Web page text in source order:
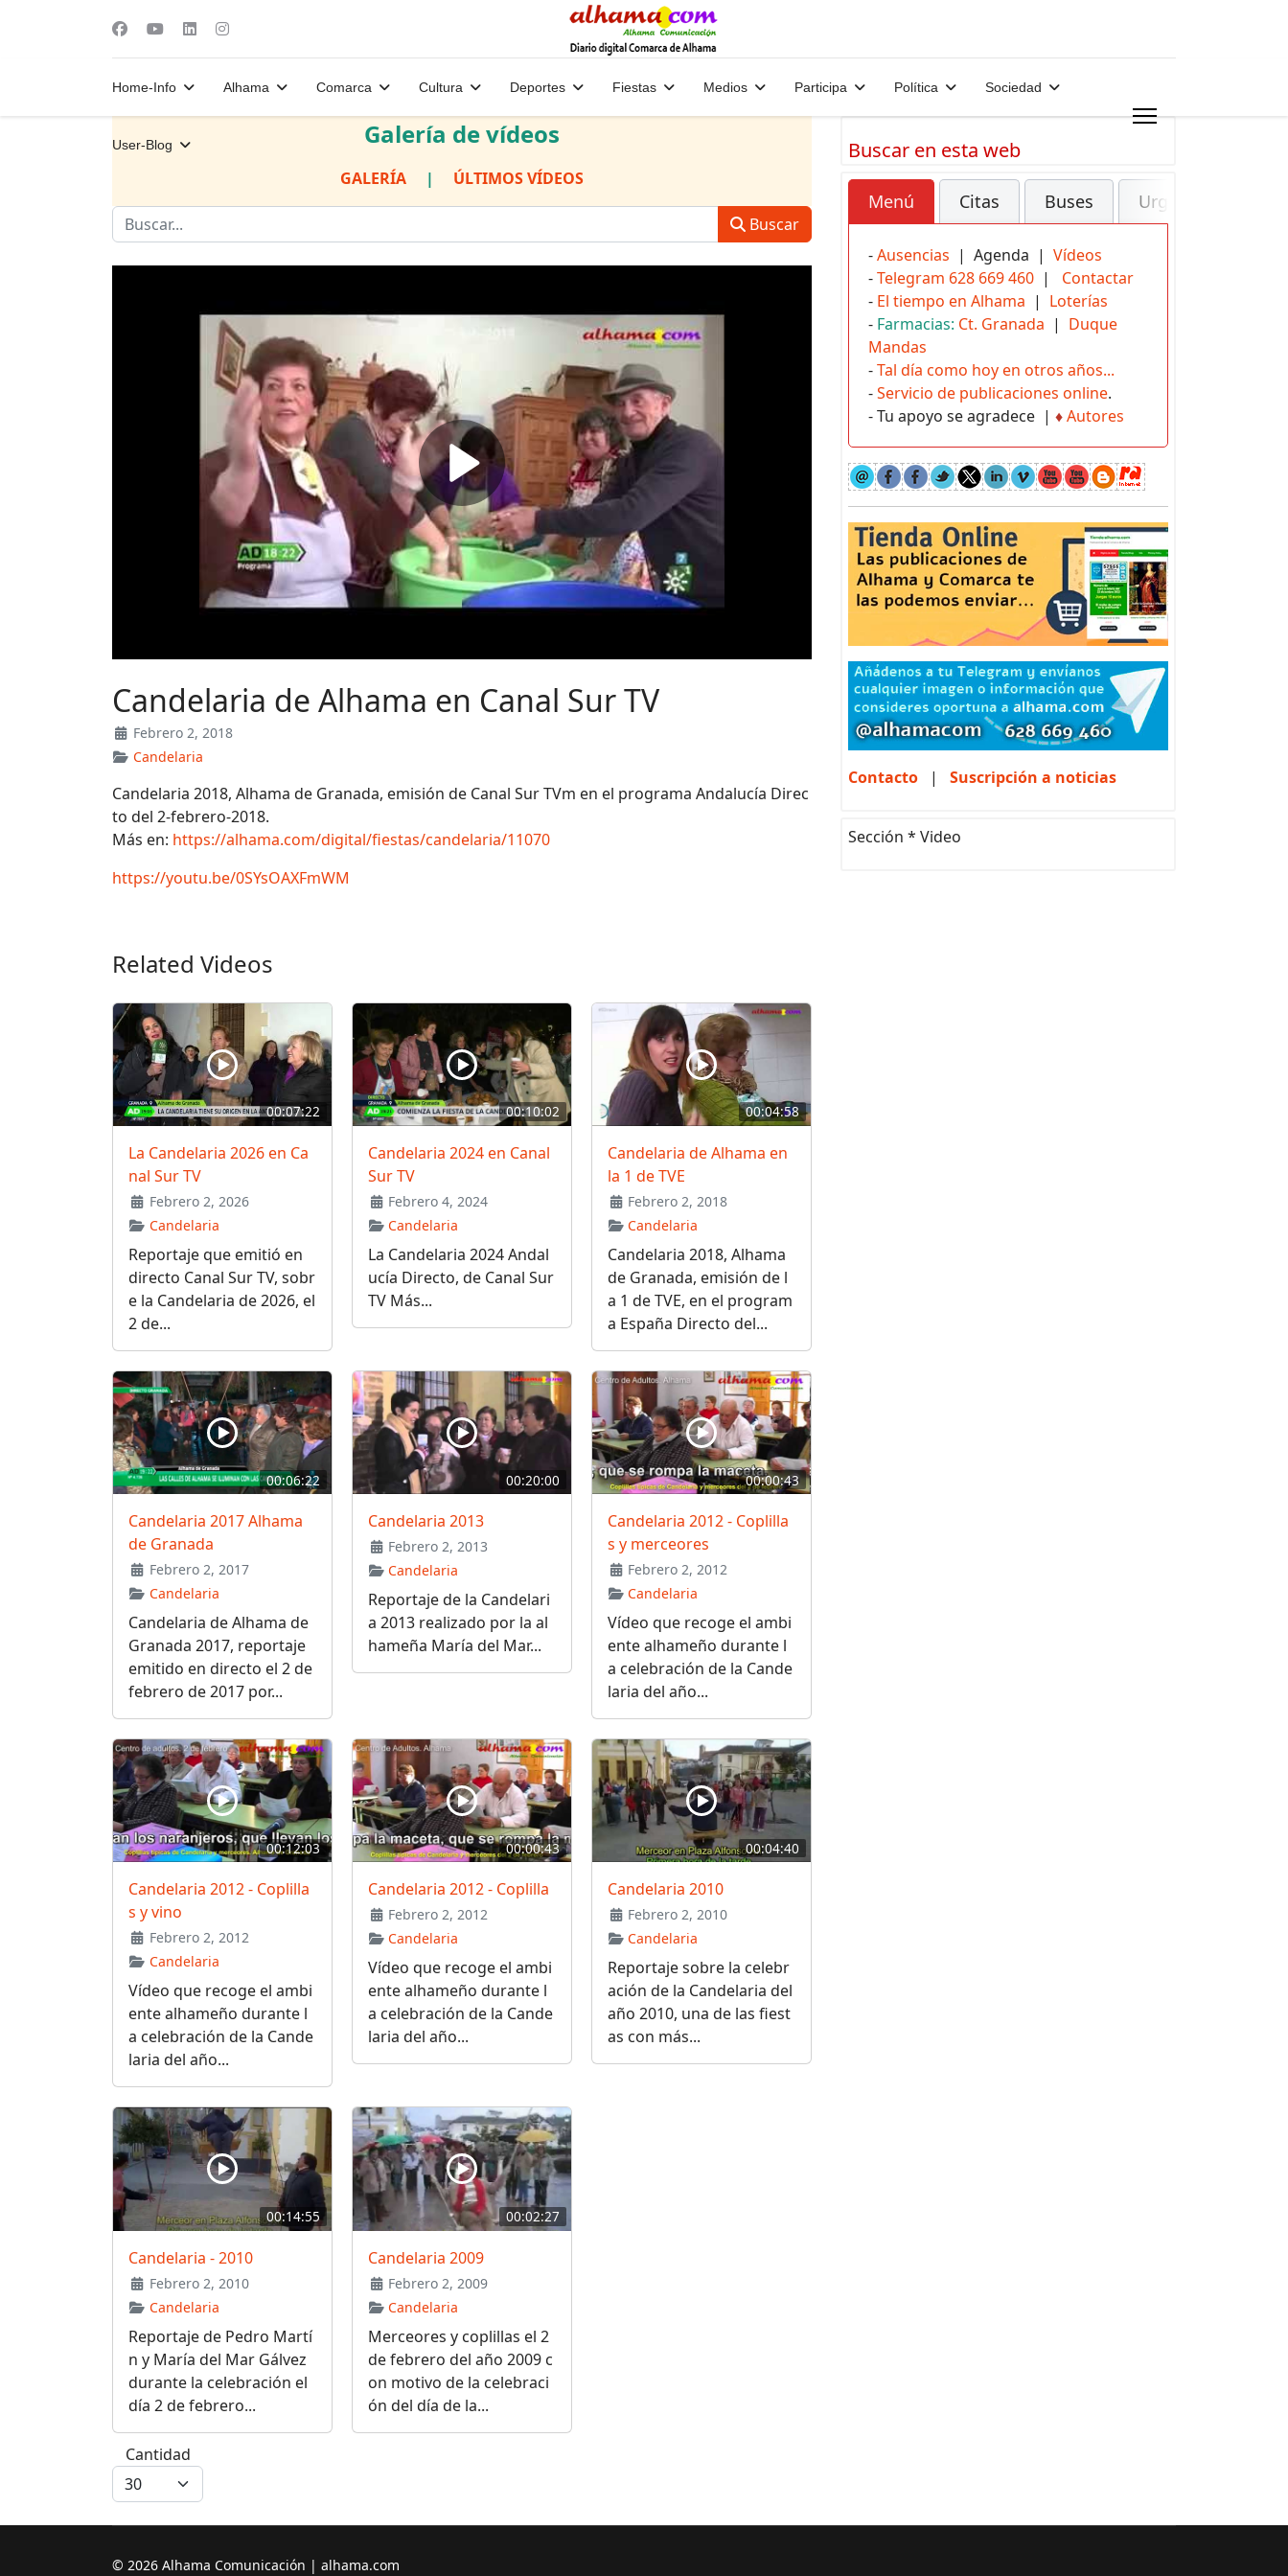
Home-Info Alhama Comarca Cultura Deportes Fiestas Medios Participa Política Sociedad
User-Blog Galería de vídeos
GALERÍA | ÚLTIMOS VÍDEOS
Buscar
Candelaria de Alhama en Canal Sur TV
Febrero 2, 2018
Candelaria
Candelaria 2018, Alhama de Granada, emisión de Canal Sur TVm en el programa Andalucía Direc
to del 2-febrero-2018.
Más en: https://alhama.com/digital/fiestas/candelaria/11070
https://youtu.be/0SYsOAXFmWM
Related Videos
00:07:22
La Candelaria 2026 en Ca
nal Sur TV
Febrero 2, 2026
Candelaria
Reportaje que emitió en
directo Canal Sur TV, sobr
e la Candelaria de 2026, el
2 de...
00:10:02
Candelaria 2024 en Canal
Sur TV
Febrero 4, 2024
Candelaria
La Candelaria 2024 Andal
ucía Directo, de Canal Sur
TV Más...
00:04:58
Candelaria de Alhama en
la 1 de TVE
Febrero 2, 2018
Candelaria
Candelaria 2018, Alhama
de Granada, emisión de l
a 1 de TVE, en el program
a España Directo del...
00:06:22
Candelaria 2017 Alhama
de Granada
Febrero 2, 2017
Candelaria
Candelaria de Alhama de
Granada 2017, reportaje
emitido en directo el 2 de
febrero de 2017 por...
00:20:00
Candelaria 2013
Febrero 2, 2013
Candelaria
Reportaje de la Candelari
a 2013 realizado por la al
hameña María del Mar...
00:00:43
Candelaria 2012 - Coplilla
s y merceores
Febrero 2, 2012
Candelaria
Vídeo que recoge el ambi
ente alhameño durante l
a celebración de la Cande
laria del año...
00:12:03
Candelaria 2012 - Coplilla
s y vino
Febrero 2, 2012
Candelaria
Vídeo que recoge el ambi
ente alhameño durante l
a celebración de la Cande
laria del año...
00:00:43
Candelaria 2012 - Coplilla
Febrero 2, 2012
Candelaria
Vídeo que recoge el ambi
ente alhameño durante l
a celebración de la Cande
laria del año...
00:04:40
Candelaria 2010
Febrero 2, 2010
Candelaria
Reportaje sobre la celebr
ación de la Candelaria del
año 2010, una de las fiest
as con más...
00:14:55
Candelaria - 2010
Febrero 2, 2010
Candelaria
Reportaje de Pedro Martí
n y María del Mar Gálvez
durante la celebración el
día 2 de febrero...
00:02:27
Candelaria 2009
Febrero 2, 2009
Candelaria
Merceores y coplillas el 2
de febrero del año 2009 c
on motivo de la celebraci
ón del día de la...
Cantidad
Buscar en esta web
Menú Citas Buses Urgencias
-Ausencias | Agenda | Vídeos
-Telegram 628 669 460 | Contactar
- El tiempo en Alhama | Loterías
- Farmacias: Ct. Granada | Duque
Mandas
-Tal día como hoy en otros años...
-Servicio de publicaciones online.
- Tu apoyo se agradece | ♦Autores
Contacto | Suscripción a noticias
Sección * Video
© 2026 Alhama Comunicación | alhama.com